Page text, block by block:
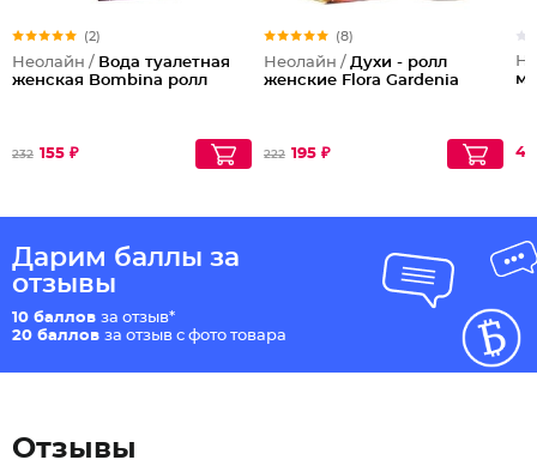
(2)
Неолайн / Вода туалетная
женская Bombina ролл
232 155 ₽
(8)
Неолайн / Духи - ролл
женские Flora Gardenia
222 195 ₽
Дарим баллы за
отзывы
10 баллов за отзыв*
20 баллов за отзыв с фото товара
Отзывы